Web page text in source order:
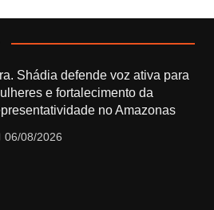
Shádia defende voz ativa para
e fortalecimento da
no Amazonas
06/08/2026